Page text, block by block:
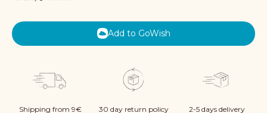
Add to GoWish
Shipping from 9€ 30 day return policy 2-5 days delivery